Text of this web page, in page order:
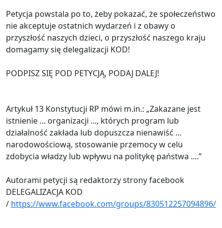
Petycja powstala po to, żeby pokazać, że społeczeństwo
nie akceptuje ostatnich wydarzeń i z obawy o
przyszłość naszych dzieci, o przyszłość naszego kraju
domagamy się delegalizacji KOD!
PODPISZ SIĘ POD PETYCJĄ, PODAJ DALEJ!
Artykuł 13 Konstytucji RP mówi m.in.: „Zakazane jest
istnienie ... organizacji ..., których program lub
działalność zakłada lub dopuszcza nienawiść ...
narodowościową, stosowanie przemocy w celu
zdobycia władzy lub wpływu na politykę państwa ....”
Autorami petycji są redaktorzy strony facebook
DELEGALIZACJA KOD
/ https://www.facebook.com/groups/830512257094896/